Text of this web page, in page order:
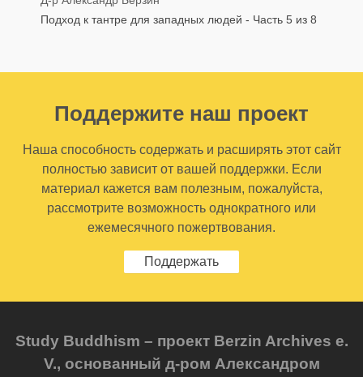
Подход к тантре для западных людей - Часть 5 из 8
Поддержите наш проект
Наша способность содержать и расширять этот сайт
полностью зависит от вашей поддержки. Если
материал кажется вам полезным, пожалуйста,
рассмотрите возможность однократного или
ежемесячного пожертвования.
Поддержать
Study Buddhism – проект Berzin Archives e.
V., основанный д-ром Александром